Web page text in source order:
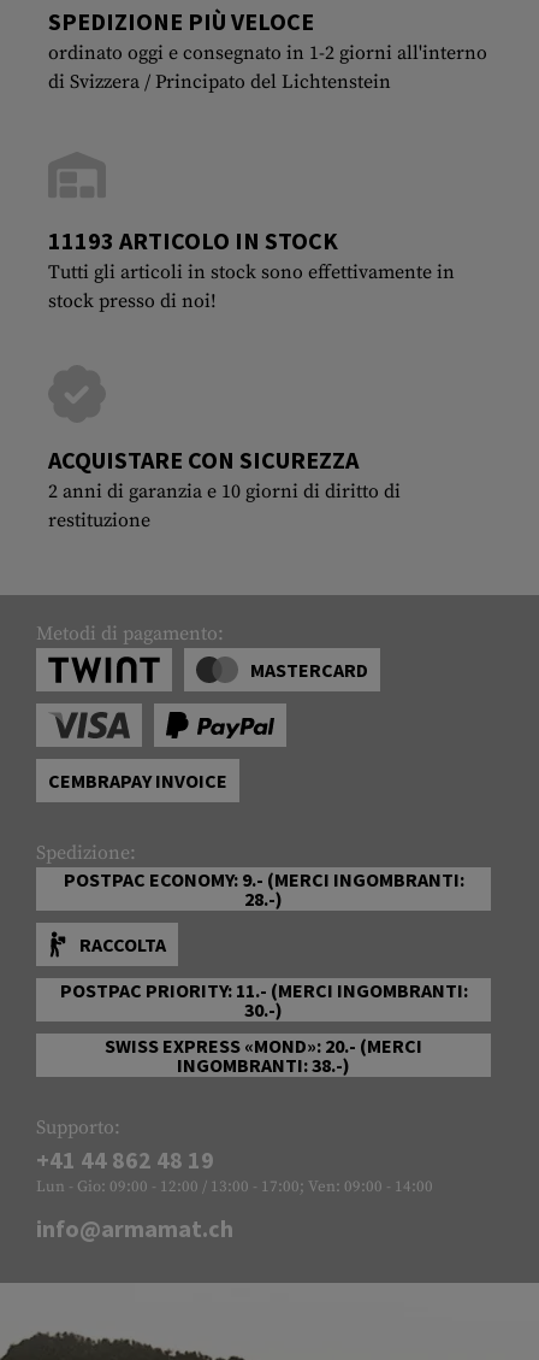
SPEDIZIONE PIÙ VELOCE
ordinato oggi e consegnato in 1-2 giorni all'interno
di Svizzera / Principato del Lichtenstein
11193 ARTICOLO IN STOCK
Tutti gli articoli in stock sono effettivamente in
stock presso di noi!
ACQUISTARE CON SICUREZZA
2 anni di garanzia e 10 giorni di diritto di
restituzione
Metodi di pagamento:
MASTERCARD
CEMBRAPAY INVOICE
Spedizione:
POSTPAC ECONOMY: 9.- (MERCI INGOMBRANTI:
28.-)
RACCOLTA
POSTPAC PRIORITY: 11.- (MERCI INGOMBRANTI:
30.-)
SWISS EXPRESS «MOND»: 20.- (MERCI
INGOMBRANTI: 38.-)
Supporto:
+41 44 862 48 19
Lun - Gio: 09:00 - 12:00 / 13:00 - 17:00; Ven: 09:00 - 14:00
info@armamat.ch